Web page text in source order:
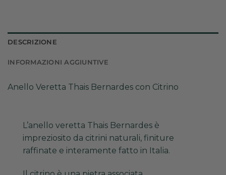
DESCRIZIONE
INFORMAZIONI AGGIUNTIVE
Anello Veretta Thais Bernardes con Citrino
L’anello veretta Thais Bernardes è
impreziosito da citrini naturali, finiture
raffinate e interamente fatto in Italia.